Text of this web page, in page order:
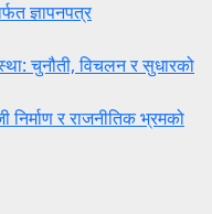
ज्ञापनपत्र
चुनौती, विचलन र सुधारको
निर्माण र राजनीतिक भ्रमको